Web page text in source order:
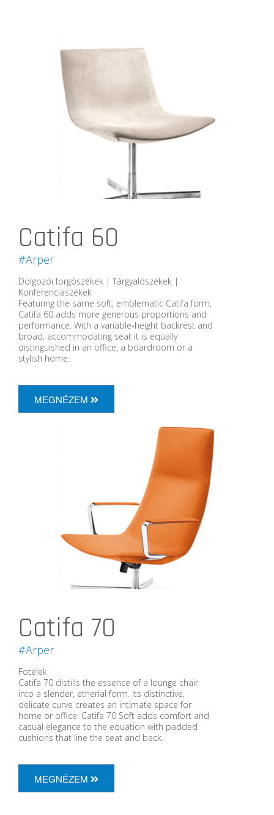
Catifa 60
#Arper
Dolgozói forgószékek | Tárgyalószékek |
Konferenciaszékek
Featuring the same soft, emblematic Catifa form,
Catifa 60 adds more generous proportions and
performance. With a variable-height backrest and
broad, accommodating seat it is equally
distinguished in an office, a boardroom or a
stylish home.
MEGNÉZEM
Catifa 70
#Arper
Fotelek
Catifa 70 distills the essence of a lounge chair
into a slender, etherial form. Its distinctive,
delicate curve creates an intimate space for
home or office. Catifa 70 Soft adds comfort and
casual elegance to the equation with padded
cushions that line the seat and back.
MEGNÉZEM